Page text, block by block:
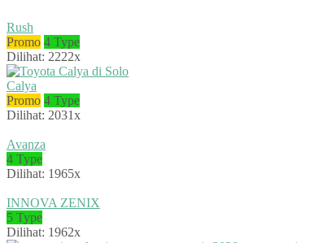
Rush
Promo 4 Type
Dilihat: 2222x
Calya
Promo 4 Type
Dilihat: 2031x
Avanza
4 Type
Dilihat: 1965x
INNOVA ZENIX
5 Type
Dilihat: 1962x